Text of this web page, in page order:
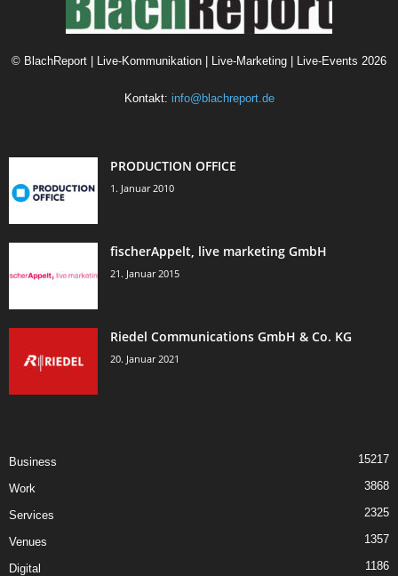
© BlachReport | Live-Kommunikation | Live-Marketing | Live-Events 2026
Kontakt: info@blachreport.de
PRODUCTION OFFICE
1. Januar 2010
fischerAppelt, live marketing GmbH
21. Januar 2015
Riedel Communications GmbH & Co. KG
20. Januar 2021
Business 15217
Work 3868
Services 2325
Venues 1357
Digital 1186